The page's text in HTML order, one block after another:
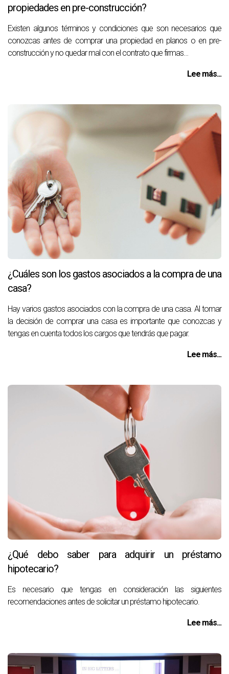
propiedades en pre-construcción?
Existen algunos términos y condiciones que son necesarios que
conozcas antes de comprar una propiedad en planos o en pre-
construcción y no quedar mal con el contrato que firmas…
Lee más...
¿Cuáles son los gastos asociados a la compra de una
casa?
Hay varios gastos asociados con la compra de una casa. Al tomar
la decisión de comprar una casa es importante que conozcas y
tengas en cuenta todos los cargos que tendrás que pagar.
Lee más...
¿Qué debo saber para adquirir un préstamo
hipotecario?
Es necesario que tengas en consideración las siguientes
recomendaciones antes de solicitar un préstamo hipotecario.
Lee más...